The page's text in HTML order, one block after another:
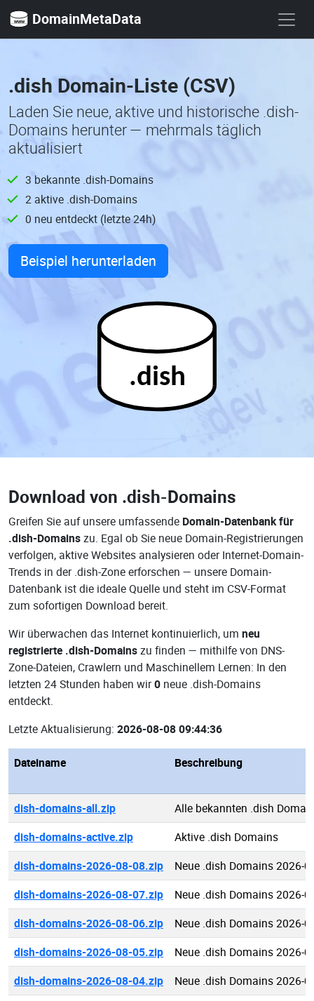
DomainMetaData
.dish Domain-Liste (CSV)
Laden Sie neue, aktive und historische .dish-
Domains herunter — mehrmals täglich
aktualisiert
3 bekannte .dish-Domains
2 aktive .dish-Domains
0 neu entdeckt (letzte 24h)
Beispiel herunterladen
.dish
Download von .dish-Domains
Greifen Sie auf unsere umfassende Domain-Datenbank für
.dish-Domainszu. Egal ob Sie neue Domain-Registrierungen
verfolgen, aktive Websites analysieren oder Internet-Domain-
Trends in der .dish-Zone erforschen — unsere Domain-
Datenbank ist die ideale Quelle und steht im CSV-Format
zum sofortigen Download bereit.
Wir überwachen das Internet kontinuierlich, um neu
registrierte .dish-Domainszu finden — mithilfe von DNS-
Zone-Dateien, Crawlern und Maschinellem Lernen: In den
letzten 24 Stunden haben wir0 neue .dish-Domains
entdeckt.
Letzte Aktualisierung: 2026-08-08 09:44:36
Dateiname Beschreibung
dish-domains-all.zip
Alle bekannten .dish
dish-domains-active.zip
Aktive .dish Domains
dish-domains-2026-08-08.zip
Neue .dish Domains 2026-
dish-domains-2026-08-07.zip
Neue .dish Domains 2026-
dish-domains-2026-08-06.zip
Neue .dish Domains 2026-
dish-domains-2026-08-05.zip
Neue .dish Domains 2026-
dish-domains-2026-08-04.zip
Neue .dish Domains 2026-